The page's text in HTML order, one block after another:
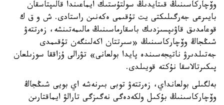
وۆچاركاسىنىڭ قىتايدىڭ سولتۇستىك ايماعىندا قالىپتاسقان
بايىرعى جەرگىلىكتى يت تۇقىمى ەكەنىن راستادى. ش و ق ك
قوعامدىق قاۋىپسىزدىك باسقارماسىنىڭ مالىمەتىنشە، زەرتتەۋ
شىڭجاڭ وۆچاركاسىنىڭ «سىرتتان اكەلىنگەن تۇقىمدى
جەتىلدىرۋ ناتيجەسىندە پايدا بولعانى» تۋرالى ۇزاققا سوزىلعان
پىكىرتالاسقا نۇكتە قويىلدى.
بەلگىلى بولعانداي، زەرتتەۋ توبى بىرنەشە اي بويى شىڭجاڭ
وۆچاركاسىنىڭ بۇكىل ولكەدەگى نەگىزگى تارالۋ ايماقتارىن